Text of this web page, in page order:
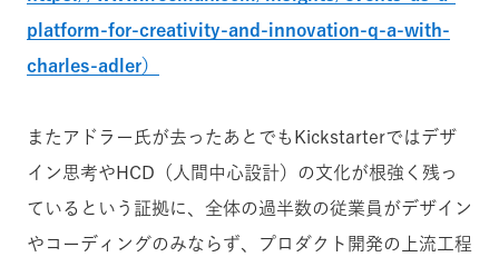
platform-for-creativity-and-innovation-q-a-with-
charles-adler）
またアドラー氏が去ったあとでもKickstarterではデザ
イン思考やHCD（人間中心設計）の文化が根強く残っ
ているという証拠に、全体の過半数の従業員がデザイン
やコーディングのみならず、プロダクト開発の上流工程